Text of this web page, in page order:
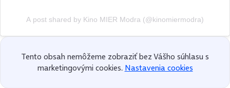
A post shared by Kino MIER Modra (@kinomiermodra)
Tento obsah nemôžeme zobraziť bez Vášho súhlasu s
marketingovými cookies. Nastavenia cookies